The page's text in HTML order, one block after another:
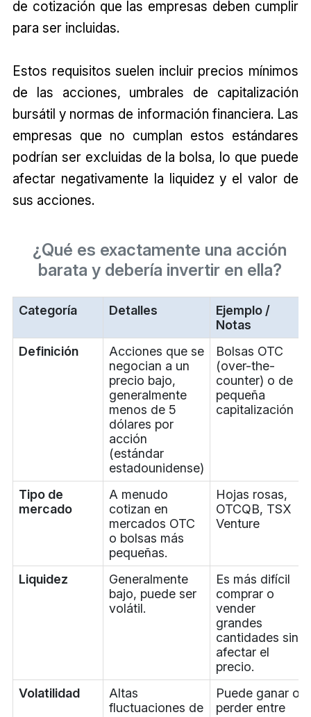
de cotización que las empresas deben cumplir
para ser incluidas.
Estos requisitos suelen incluir precios mínimos
de las acciones, umbrales de capitalización
bursátil y normas de información financiera. Las
empresas que no cumplan estos estándares
podrían ser excluidas de la bolsa, lo que puede
afectar negativamente la liquidez y el valor de
sus acciones.
¿Qué es exactamente una acción
barata y debería invertir en ella?
Categoría Detalles
Ejemplo /
Notas
Definición
Acciones que se
negocian a un
precio bajo,
generalmente
menos de 5
dólares por
acción
(estándar
estadounidense)
Bolsas OTC
(over-the-
counter) o de
pequeña
capitalización
Tipo de
mercado
A menudo
cotizan en
mercados OTC
o bolsas más
pequeñas.
Hojas rosas,
OTCQB, TSX
Venture
Liquidez
Generalmente
bajo, puede ser
volátil.
Es más difícil
comprar o
vender
grandes
cantidades sin
afectar el
precio.
Volatilidad
Altas
fluctuaciones de
Puede ganar o
perder entre